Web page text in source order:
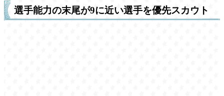
選手能力の末尾が9に近い選手を優先スカウト